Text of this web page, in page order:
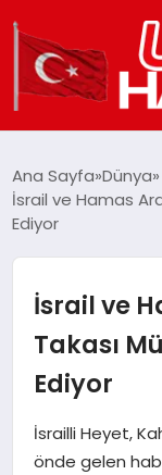
DÜNYA
TEKNOLOJI
EĞITIM
Ana Sayfa Dünya
İsrail ve Hamas
Ediyor
İsrail ve
Takası
Ediyor
İsrailli Heyet,
önde gelen